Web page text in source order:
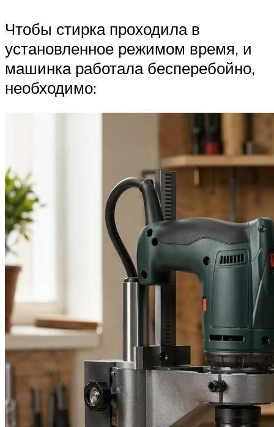
Чтобы стирка проходила в
установленное режимом время, и
машинка работала бесперебойно,
необходимо: